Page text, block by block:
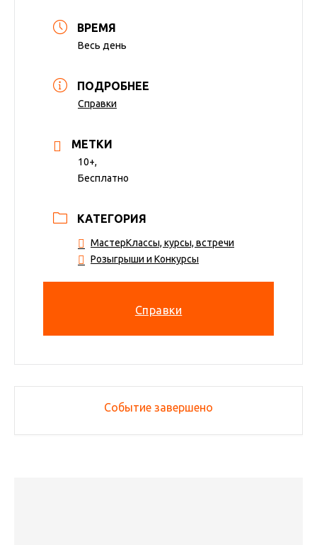
ВРЕМЯ
Весь день
ПОДРОБНЕЕ
Справки
МЕТКИ
10+,
Бесплатно
КАТЕГОРИЯ
МастерКлассы, курсы, встречи
Розыгрыши и Конкурсы
Справки
Событие завершено